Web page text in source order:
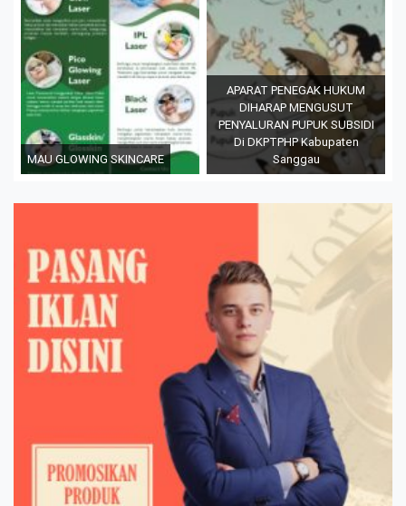
MAU GLOWING SKINCARE
APARAT PENEGAK HUKUM
DIHARAP MENGUSUT
PENYALURAN PUPUK SUBSIDI
Di DKPTPHP Kabupaten
Sanggau